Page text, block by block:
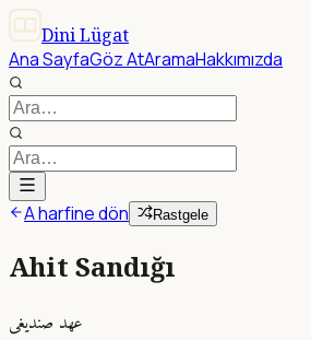
Dini Lügat
Ana SayfaGöz AtAramaHakkımızda
A harfine dön Rastgele
Ahit Sandığı
عهد صنديغى